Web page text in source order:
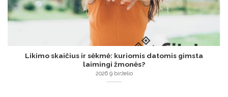
Likimo skaičius ir sėkmė: kuriomis datomis gimsta
laimingi žmonės?
2026 9 birželio